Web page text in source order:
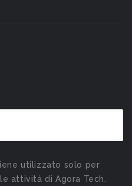
utilizzato solo per
attività di Agora Tech.